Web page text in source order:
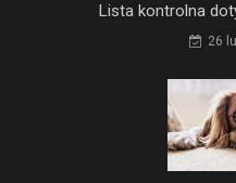
Lista kontrolna
26